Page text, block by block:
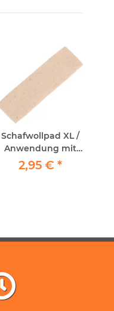
Schafwollpad XL /
Anwendung mit
SprayFinisher ca 12 x
2,95 € *